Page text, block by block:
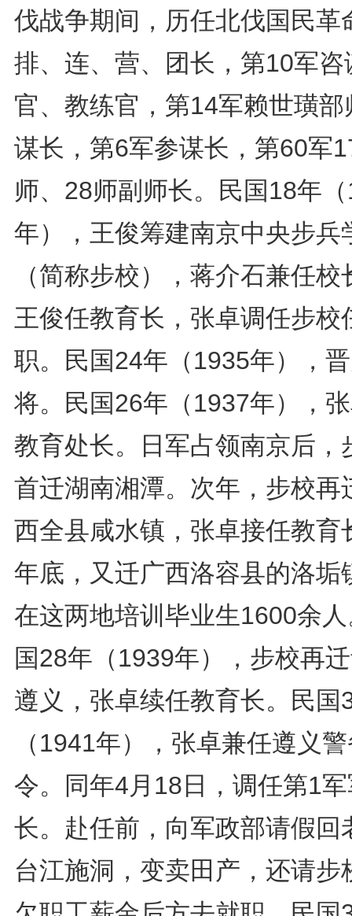
伐战争期间，历任北伐国民革
排、连、营、团长，第10军咨
官、教练官，第14军赖世璜部
谋长，第6军参谋长，第60军
师、28师副师长。民国18年
年），王俊筹建南京中央步兵
（简称步校），蒋介石兼任校
王俊任教育长，张卓调任步校
职。民国24年（1935年），
将。民国26年（1937年），
教育处长。日军占领南京后，
首迁湖南湘潭。次年，步校再
西全县咸水镇，张卓接任教育
年底，又迁广西洛容县的洛垢
在这两地培训毕业生1600余
国28年（1939年），步校再
遵义，张卓续任教育长。民国
（1941年），张卓兼任遵义
令。同年4月18日，调任第1
长。赴任前，向军政部请假回
台江施洞，变卖田产，还请步